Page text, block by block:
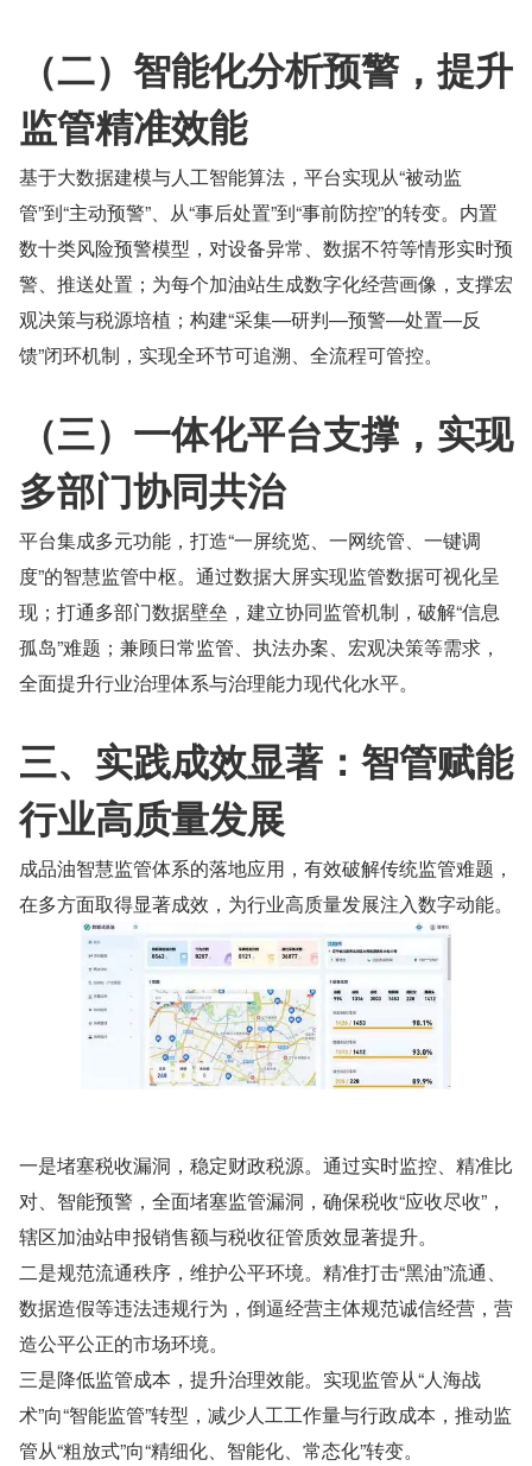
（二）智能化分析预警，提升
监管精准效能
基于大数据建模与人工智能算法，平台实现从“被动监
管”到“主动预警”、从“事后处置”到“事前防控”的转变。内置
数十类风险预警模型，对设备异常、数据不符等情形实时预
警、推送处置；为每个加油站生成数字化经营画像，支撑宏
观决策与税源培植；构建“采集—研判—预警—处置—反
馈”闭环机制，实现全环节可追溯、全流程可管控。
（三）一体化平台支撑，实现
多部门协同共治
平台集成多元功能，打造“一屏统览、一网统管、一键调
度”的智慧监管中枢。通过数据大屏实现监管数据可视化呈
现；打通多部门数据壁垒，建立协同监管机制，破解“信息
孤岛”难题；兼顾日常监管、执法办案、宏观决策等需求，
全面提升行业治理体系与治理能力现代化水平。
三、实践成效显著：智管赋能
行业高质量发展
成品油智慧监管体系的落地应用，有效破解传统监管难题，
在多方面取得显著成效，为行业高质量发展注入数字动能。
一是堵塞税收漏洞，稳定财政税源。通过实时监控、精准比
对、智能预警，全面堵塞监管漏洞，确保税收“应收尽收”，
辖区加油站申报销售额与税收征管质效显著提升。
二是规范流通秩序，维护公平环境。精准打击“黑油”流通、
数据造假等违法违规行为，倒逼经营主体规范诚信经营，营
造公平公正的市场环境。
三是降低监管成本，提升治理效能。实现监管从“人海战
术”向“智能监管”转型，减少人工工作量与行政成本，推动监
管从“粗放式”向“精细化、智能化、常态化”转变。